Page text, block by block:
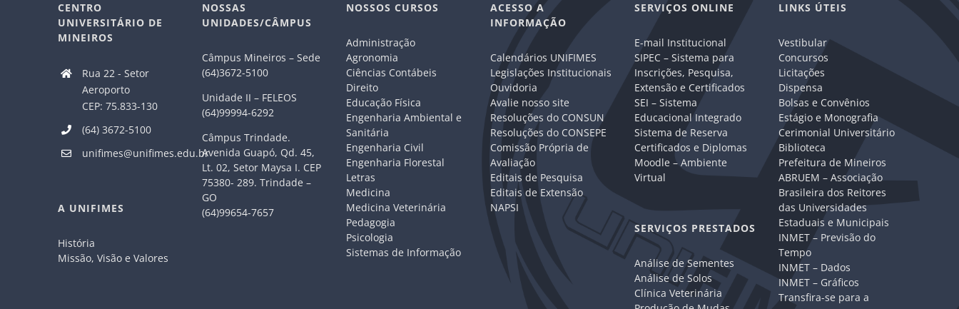
CENTRO
UNIVERSITÁRIO DE
MINEIROS
Rua 22 - Setor
Aeroporto
CEP: 75.833-130
(64) 3672-5100
unifimes@unifimes.edu.br
A UNIFIMES
História
Missão, Visão e Valores
NOSSAS
UNIDADES/CÂMPUS
Câmpus Mineiros – Sede
(64)3672-5100
Unidade II – FELEOS
(64)99994-6292
Câmpus Trindade.
Avenida Guapó, Qd. 45,
Lt. 02, Setor Maysa I. CEP
75380- 289. Trindade –
GO
(64)99654-7657
NOSSOS CURSOS
Administração
Agronomia
Ciências Contábeis
Direito
Educação Física
Engenharia Ambiental e
Sanitária
Engenharia Civil
Engenharia Florestal
Letras
Medicina
Medicina Veterinária
Pedagogia
Psicologia
Sistemas de Informação
ACESSO A
INFORMAÇÃO
Calendários UNIFIMES
Legislações Institucionais
Ouvidoria
Avalie nosso site
Resoluções do CONSUN
Resoluções do CONSEPE
Comissão Própria de
Avaliação
Editais de Pesquisa
Editais de Extensão
NAPSI
SERVIÇOS ONLINE
E-mail Institucional
SIPEC – Sistema para
Inscrições, Pesquisa,
Extensão e Certificados
SEI – Sistema
Educacional Integrado
Sistema de Reserva
Certificados e Diplomas
Moodle – Ambiente
Virtual
SERVIÇOS PRESTADOS
Análise de Sementes
Análise de Solos
Clínica Veterinária
LINKS ÚTEIS
Vestibular
Concursos
Licitações
Dispensa
Bolsas e Convênios
Estágio e Monografia
Cerimonial Universitário
Biblioteca
Prefeitura de Mineiros
ABRUEM – Associação
Brasileira dos Reitores
das Universidades
Estaduais e Municipais
INMET – Previsão do
Tempo
INMET – Dados
INMET – Gráficos
Transfira-se para a